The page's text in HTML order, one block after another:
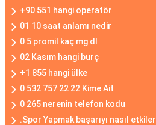
+90 551 hangi operatör
01 10 saat anlamı nedir
0 5 promil kaç mg dl
02 Kasım hangi burç
+1 855 hangi ülke
0 532 757 22 22 Kime Ait
0 265 nerenin telefon kodu
.Spor Yapmak başarıyı nasıl etkiler